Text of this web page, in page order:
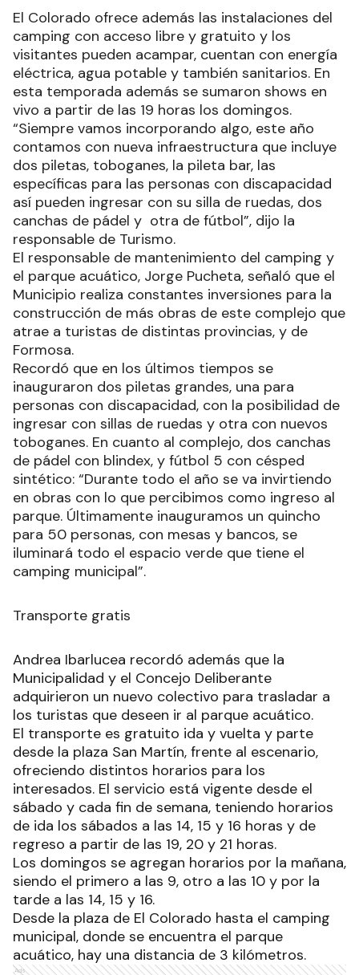
El Colorado ofrece además las instalaciones del
camping con acceso libre y gratuito y los
visitantes pueden acampar, cuentan con energía
eléctrica, agua potable y también sanitarios. En
esta temporada además se sumaron shows en
vivo a partir de las 19 horas los domingos.
“Siempre vamos incorporando algo, este año
contamos con nueva infraestructura que incluye
dos piletas, toboganes, la pileta bar, las
específicas para las personas con discapacidad
así pueden ingresar con su silla de ruedas, dos
canchas de pádel y otra de fútbol”, dijo la
responsable de Turismo.
El responsable de mantenimiento del camping y
el parque acuático, Jorge Pucheta, señaló que el
Municipio realiza constantes inversiones para la
construcción de más obras de este complejo que
atrae a turistas de distintas provincias, y de
Formosa.
Recordó que en los últimos tiempos se
inauguraron dos piletas grandes, una para
personas con discapacidad, con la posibilidad de
ingresar con sillas de ruedas y otra con nuevos
toboganes. En cuanto al complejo, dos canchas
de pádel con blindex, y fútbol 5 con césped
sintético: “Durante todo el año se va invirtiendo
en obras con lo que percibimos como ingreso al
parque. Últimamente inauguramos un quincho
para 50 personas, con mesas y bancos, se
iluminará todo el espacio verde que tiene el
camping municipal”.
Transporte gratis
Andrea Ibarlucea recordó además que la
Municipalidad y el Concejo Deliberante
adquirieron un nuevo colectivo para trasladar a
los turistas que deseen ir al parque acuático.
El transporte es gratuito ida y vuelta y parte
desde la plaza San Martín, frente al escenario,
ofreciendo distintos horarios para los
interesados. El servicio está vigente desde el
sábado y cada fin de semana, teniendo horarios
de ida los sábados a las 14, 15 y 16 horas y de
regreso a partir de las 19, 20 y 21 horas.
Los domingos se agregan horarios por la mañana,
siendo el primero a las 9, otro a las 10 y por la
tarde a las 14, 15 y 16.
Desde la plaza de El Colorado hasta el camping
municipal, donde se encuentra el parque
acuático, hay una distancia de 3 kilómetros.
Ads